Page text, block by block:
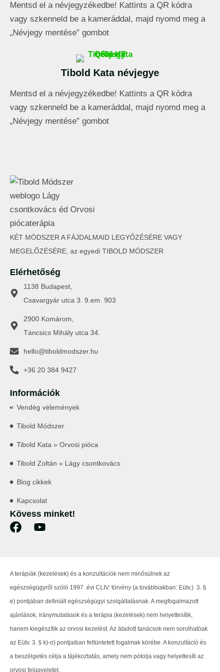
Mentsd el a névjegyzékedbe! Kattints a QR kódra
vagy szkenneld be a kameráddal, majd nyomd meg a
„Névjegy mentése” gombot
Tibold Kata névjegye
Mentsd el a névjegyzékedbe! Kattints a QR kódra
vagy szkenneld be a kameráddal, majd nyomd meg a
„Névjegy mentése” gombot
KÉT MÓDSZER A FÁJDALMAID LEGYŐZÉSÉRE VAGY
MEGELŐZÉSÉRE, az egyedi TIBOLD MÓDSZER
Elérhetőség
1138 Budapest,
Csavargyár utca 3. 9.em. 903
2900 Komárom,
Táncsics Mihály utca 34.
hello@tiboldmodszer.hu
+36 20 384 9427
Információk
Vendég vélemények
Tibold Módszer
Tibold Kata » Orvosi pióca
Tibold Zoltán » Lágy csontkovács
Blog cikkek
Kapcsolat
Kövess minket!
A terápiák (kezelések) és a konzultációk nem minősülnek az
egészségügyről szóló 1997. évi CLIV. törvény (a továbbiakban: Eütv.) 3. §
e) pontjában definiált egészségügyi szolgáltatásnak. A megfogalmazott
ajánlások, iránymutatások és a terápia (kezelések) nem helyettesítik,
hanem kiegészítik az orvosi kezelést. Az átadott tanácsok nem sorolhatóak
az Eütv. 3. § k)-o) pontjaiban feltüntetett fogalmak körébe. A konzultáció és
a beszélgetés célja a tájékoztatás, amely nem pótolja vagy helyettesíti az
orvosi felügyeletet.